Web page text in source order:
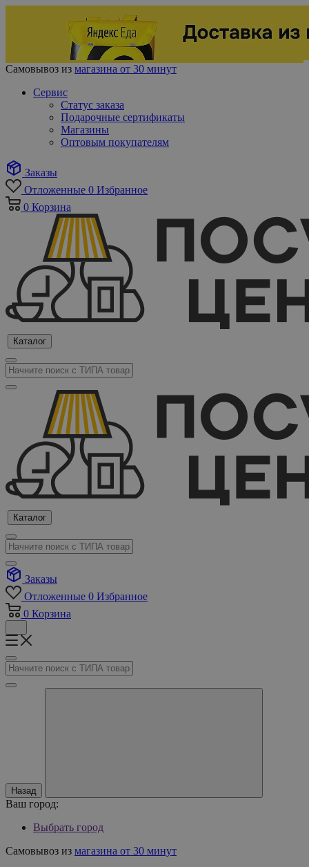
Самовывоз из магазина от 30 минут
Сервис
Статус заказа
Подарочные сертификаты
Магазины
Оптовым покупателям
Заказы
Отложенные 0 Избранное
0 Корзина
Каталог
Каталог
Заказы
Отложенные 0 Избранное
0 Корзина
Назад
Ваш город:
Выбрать город
Самовывоз из магазина от 30 минут